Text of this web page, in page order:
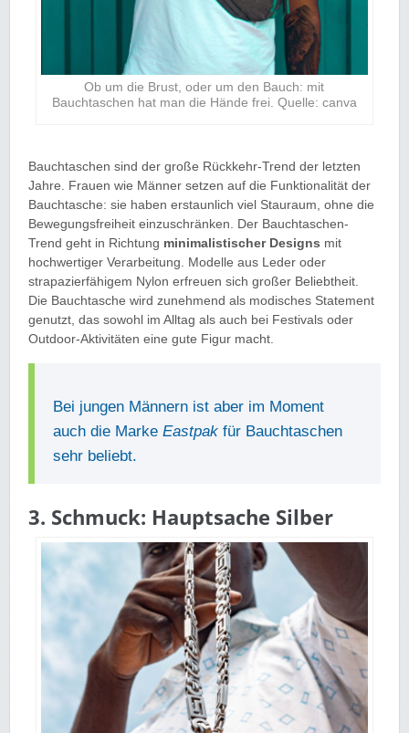
Ob um die Brust, oder um den Bauch: mit
Bauchtaschen hat man die Hände frei. Quelle: canva
Bauchtaschen sind der große Rückkehr-Trend der letzten
Jahre. Frauen wie Männer setzen auf die Funktionalität der
Bauchtasche: sie haben erstaunlich viel Stauraum, ohne die
Bewegungsfreiheit einzuschränken. Der Bauchtaschen-
Trend geht in Richtung minimalistischer Designs mit
hochwertiger Verarbeitung. Modelle aus Leder oder
strapazierfähigem Nylon erfreuen sich großer Beliebtheit.
Die Bauchtasche wird zunehmend als modisches Statement
genutzt, das sowohl im Alltag als auch bei Festivals oder
Outdoor-Aktivitäten eine gute Figur macht.
Bei jungen Männern ist aber im Moment
auch die MarkeEastpak für Bauchtaschen
sehr beliebt.
3. Schmuck: Hauptsache Silber